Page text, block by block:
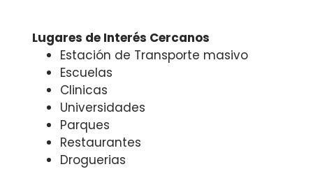
Lugares de Interés Cercanos
Estación de Transporte masivo
Escuelas
Clinicas
Universidades
Parques
Restaurantes
Droguerias